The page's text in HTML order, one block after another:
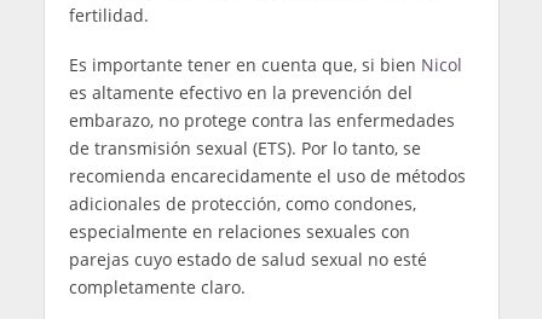
fertilidad.
Es importante tener en cuenta que, si bien Nicol
es altamente efectivo en la prevención del
embarazo, no protege contra las enfermedades
de transmisión sexual (ETS). Por lo tanto, se
recomienda encarecidamente el uso de métodos
adicionales de protección, como condones,
especialmente en relaciones sexuales con
parejas cuyo estado de salud sexual no esté
completamente claro.